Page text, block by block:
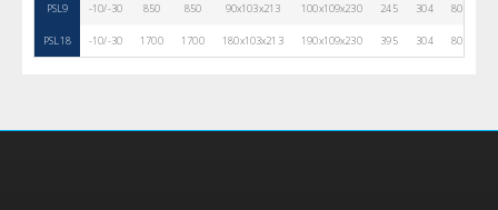
PSL9 -10/-30 850 850 90x103x213 100x109x230 245 304 80
PSL18 -10/-30 1700 1700 180x103x213 190x109x230 395 304 80